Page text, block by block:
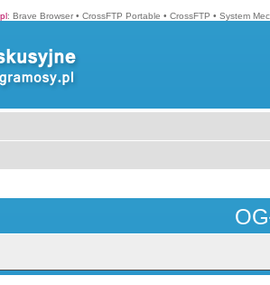
: Brave Browser • CrossFTP Portable • CrossFTP • System